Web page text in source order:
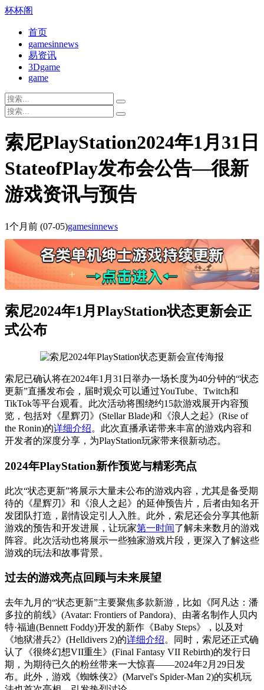
杯杯阁
首页
gamesinnews
易资讯
3Dgame
game
索尼PlayStation2024年1月31日
StateofPlay发布会公告—很新
游戏资讯与预告
1个月前 (07-05)gamesinnews
索尼2024年1月PlayStation状态更新会正
式公布
索尼已确认将在2024年1月31日举办一场长度为40分钟的“状态
更新”直播发布会，届时观众可以通过YouTube、Twitch和
TikTok等平台观看。此次活动将围绕约15款游戏展开内容预
览，包括对《星辉刃》(Stellar Blade)和《浪人之起》(Rise of
the Ronin)的详细介绍。此次直播承诺带来丰富的游戏内容和
开发者的深度分享，为PlayStation玩家带来很新动态。
2024年PlayStation新作预览与精彩亮点
此次“状态更新”将展示大量未公布的游戏内容，尤其是备受期
待的《星辉刃》和《浪人之起》的延伸预告片，后者由知名开
发团队打造，剧情设定引人入胜。此外，索尼还会分享其他新
游戏的预告和开发进展，让玩家第一时间了解未来数月的游戏
阵容。此次活动也将展示一些独家游戏片段，更深入了解这些
游戏的玩法和故事背景。
过去的游戏亮点回顾与未来展望
去年九月的“状态更新”主要聚焦多款新游，比如《阿凡达：潘
多拉的前线》(Avatar: Frontiers of Pandora)、由著名制作人贝内
特·福迪(Bennett Foddy)开发的新作《Baby Steps》，以及对
《地狱潜兵2》(Helldivers 2)的详细介绍。同时，索尼还正式确
认了《很终幻想VII重生》(Final Fantasy VII Rebirth)的发行日
期，为期待已久的粉丝带来一大惊喜——2024年2月29日发
布。此外，游戏《蜘蛛侠2》(Marvel's Spider-Man 2)的实机玩